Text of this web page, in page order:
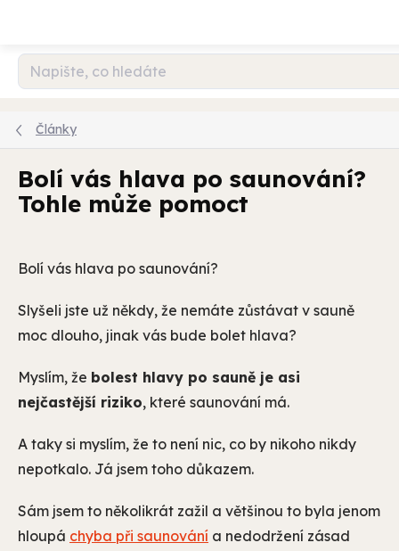
Články
Bolí vás hlava po saunování?
Tohle může pomoct
Bolí vás hlava po saunování?
Slyšeli jste už někdy, že nemáte zůstávat v sauně
moc dlouho, jinak vás bude bolet hlava?
Myslím, že bolest hlavy po sauně je asi
nejčastější riziko, které saunování má.
A taky si myslím, že to není nic, co by nikoho nikdy
nepotkalo. Já jsem toho důkazem.
Sám jsem to několikrát zažil a většinou to byla jenom
hloupá chyba při saunování a nedodržení zásad